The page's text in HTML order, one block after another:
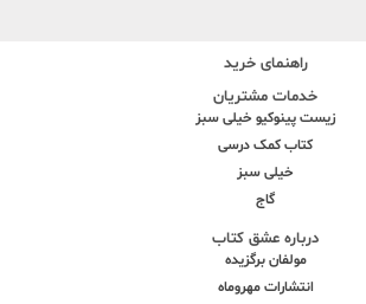
راهنمای خرید
خدمات مشتریان
زیست پینوکیو خیلی سبز
کتاب کمک درسی
خیلی سبز
گاج
درباره عشق کتاب
مولفان برگزیده
انتشارات مهروماه